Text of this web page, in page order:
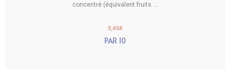
concentré (équivalent fruits ...
3,45€
PAR 10